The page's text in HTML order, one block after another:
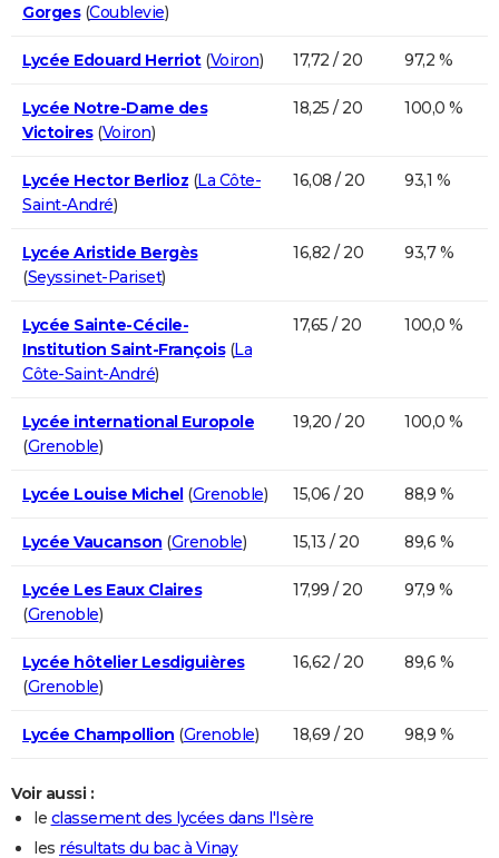
Gorges(Coublevie)
Lycée Edouard Herriot(Voiron) 17,72 / 20 97,2 %
Lycée Notre-Dame des
Victoires(Voiron)
18,25 / 20 100,0 %
Lycée Hector Berlioz (La Côte-
Saint-André)
16,08 / 20 93,1 %
Lycée Aristide Bergès
(Seyssinet-Pariset)
16,82 / 20 93,7 %
Lycée Sainte-Cécile-
Institution Saint-François(La
Côte-Saint-André)
17,65 / 20 100,0 %
Lycée international Europole
(Grenoble)
19,20 / 20 100,0 %
Lycée Louise Michel(Grenoble) 15,06 / 20 88,9 %
Lycée Vaucanson (Grenoble) 15,13 / 20 89,6 %
Lycée Les Eaux Claires
(Grenoble)
17,99 / 20 97,9 %
Lycée hôtelier Lesdiguières
(Grenoble)
16,62 / 20 89,6 %
Lycée Champollion (Grenoble) 18,69 / 20 98,9 %
Voir aussi :
le classement des lycées dans l'Isère
les résultats du bac à Vinay